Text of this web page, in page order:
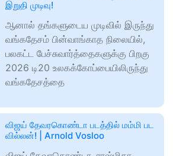
இறுதி முடிவு!
ஆனால் தங்களுடைய முடிவில் இருந்து
வங்கதேசம் பின்வாங்காத நிலையில்,
பலகட்ட பேச்சுவார்த்தைகளுக்கு பிறகு
2026 டி20 உலகக்கோப்பையிலிருந்து
வங்கதேசத்தை
விஜய் தேவரகொண்டா படத்தில் மம்மி பட
வில்லன்! | Arnold Vosloo